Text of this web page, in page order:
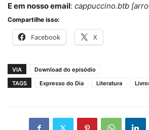
E em nosso email: cappuccino.btb
Compartilhe isso:
Facebook X
VIA
Download do episódio
TAGS
Expresso do Dia Literatura